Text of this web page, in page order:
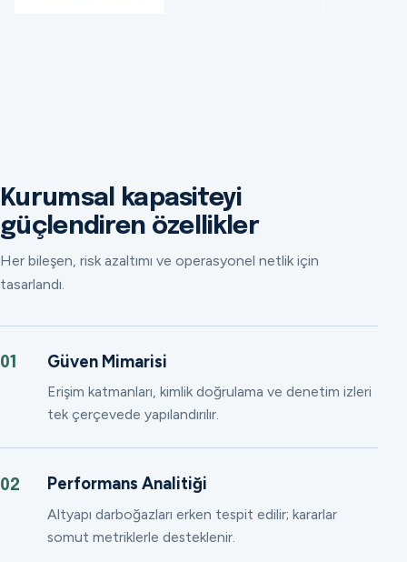
Kurumsal kapasiteyi
güçlendiren özellikler
Her bileşen, risk azaltımı ve operasyonel netlik için
tasarlandı.
01 Güven Mimarisi
Erişim katmanları, kimlik doğrulama ve denetim izleri
tek çerçevede yapılandırılır.
02 Performans Analitiği
Altyapı darboğazları erken tespit edilir; kararlar
somut metriklerle desteklenir.